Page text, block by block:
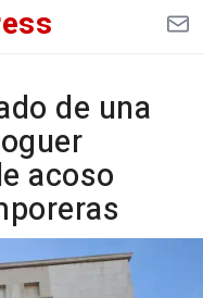
de una
acoso